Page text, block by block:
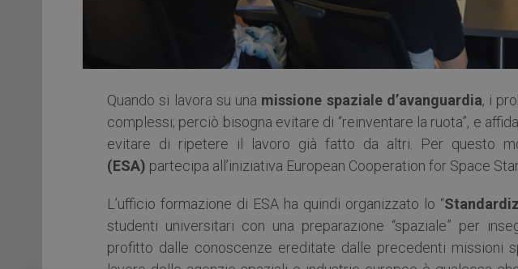
Quando si lavora su una missione spaziale d’avanguardia, i
complessi; perciò bisogna evitare di “reinventare la ruota”, e
evitare di ripetere il lavoro già fatto da altri. Per questo
(ESA) partecipa all’iniziativa European Cooperation for Space
L’ufficio formazione di ESA ha quindi organizzato lo “
studenti universitari con una preparazione “spaziale” per
profitto dalle conoscenze ereditate dalle precedenti missioni